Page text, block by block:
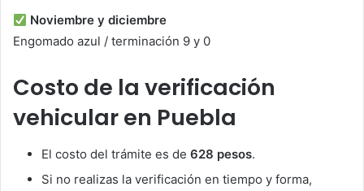
Noviembre y diciembre
Engomado azul / terminación 9 y 0
Costo de la verificación
vehicular en Puebla
El costo del trámite es de 628 pesos.
Si no realizas la verificación en tiempo y forma,